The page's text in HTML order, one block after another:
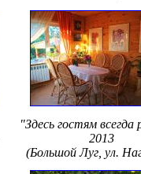
"Здесь гостям
2013
(Большой Луг, ул.